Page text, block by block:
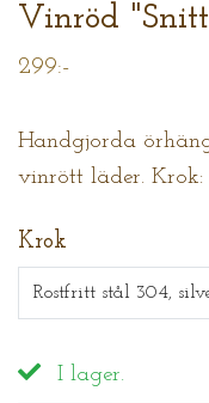
Vinröd
299:-
Handgjorda
vinrött läder. Krok:
Krok
Rostfritt stål 304,
I lager.